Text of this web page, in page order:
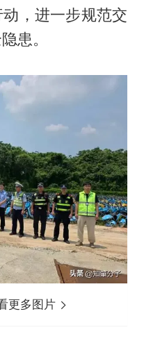
，进一步规范交
患。
更多图片